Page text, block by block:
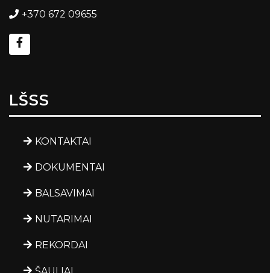
+370 672 09655
LŠSS
KONTAKTAI
DOKUMENTAI
BALSAVIMAI
NUTARIMAI
REKORDAI